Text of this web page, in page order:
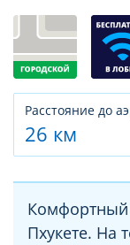
Расстояние до
26 км
Комфортный
Пхукете. На